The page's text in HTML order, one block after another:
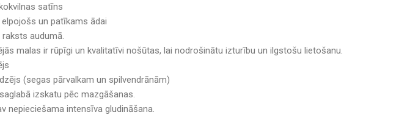
satīns
un patīkams ādai
audumā.
malas ir rūpīgi un kvalitatīvi nošūtas, lai nodrošinātu izturību un ilgstošu lietošanu.
(segas pārvalkam un spilvendrānām)
izskatu pēc mazgāšanas.
nepieciešama intensīva gludināšana.